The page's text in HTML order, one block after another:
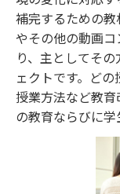
補完するための
やその他の動画
り、主としてそ
ェクトです。ど
授業方法など教
の教育ならびに学